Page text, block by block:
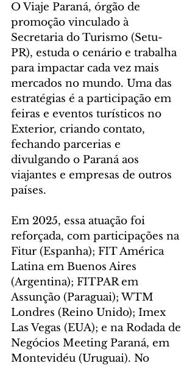
O Viaje Paraná, órgão de
promoção vinculado à
Secretaria do Turismo (Setu-
PR), estuda o cenário e trabalha
para impactar cada vez mais
mercados no mundo. Uma das
estratégias é a participação em
feiras e eventos turísticos no
Exterior, criando contato,
fechando parcerias e
divulgando o Paraná aos
viajantes e empresas de outros
países.
Em 2025, essa atuação foi
reforçada, com participações na
Fitur (Espanha); FIT América
Latina em Buenos Aires
(Argentina); FITPAR em
Assunção (Paraguai); WTM
Londres (Reino Unido); Imex
Las Vegas (EUA); e na Rodada de
Negócios Meeting Paraná, em
Montevidéu (Uruguai). No